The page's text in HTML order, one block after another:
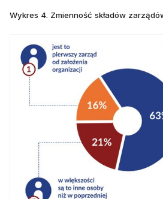
Wykres 4. Zmienność składów